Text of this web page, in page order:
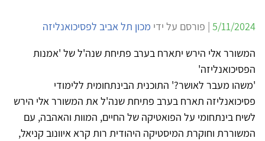
5/11/2024 | פורסם על ידי מכון תל אביב לפסיכואנליזה
המשורר אלי הירש יתארח בערב פתיחת שנה'ל של 'אמנות
הפסיכואנליזה'
'משהו מעבר לאושר?' התוכנית הבינתחומית ללימודי
פסיכואנליזה תארח בערב פתיחת שנה'ל את המשורר אלי הירש
לשיח בינתחומי על הפואטיקה של החיים, המוות והאהבה, עם
המשוררת וחוקרת המיסטיקה היהודית רות קרא איוונוב קניאל,